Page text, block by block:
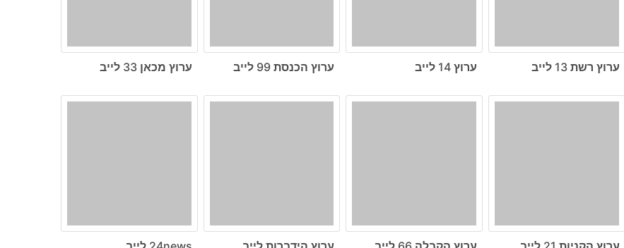
ערוץ רשת 13 לייב ערוץ 14 לייב ערוץ הכנסת 99 לייב ערוץ מכאן 33 לייב